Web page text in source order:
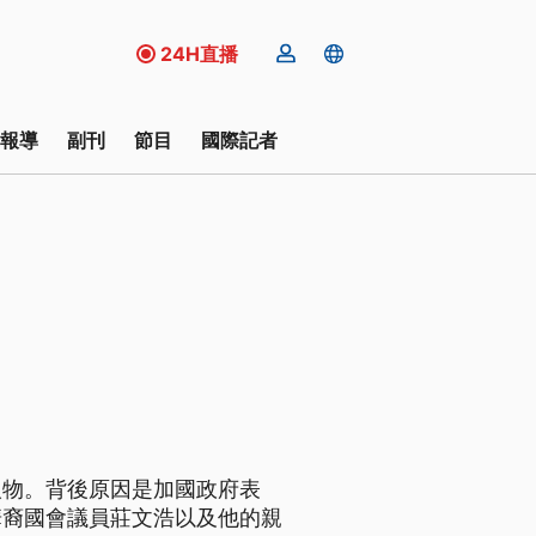
24H直播
導 副刊 節目 國際記者
。背後原因是加國政府表
國會議員莊文浩以及他的親